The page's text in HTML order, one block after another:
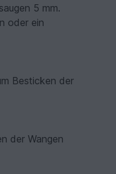
5 mm.
oder ein
Besticken der
der Wangen